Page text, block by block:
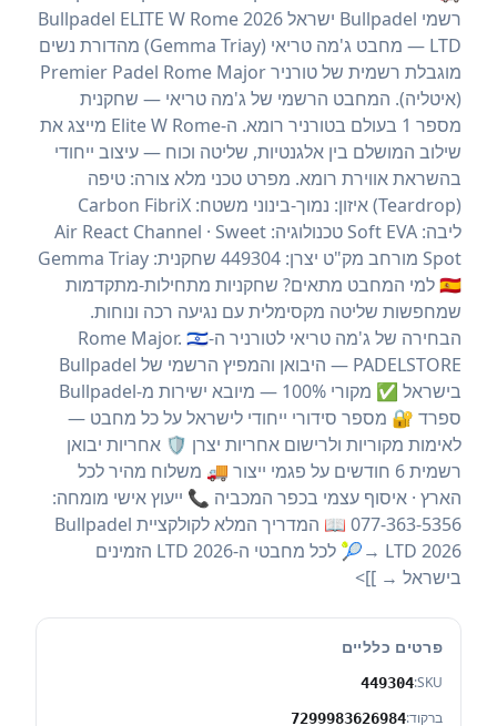
רשמי Bullpadel ישראל Bullpadel ELITE W Rome 2026
LTD — מחבט ג'מה טריאי (Gemma Triay) מהדורת נשים
מוגבלת רשמית של טורניר Premier Padel Rome Major
(איטליה). המחבט הרשמי של ג'מה טריאי — שחקנית
מספר 1 בעולם בטורניר רומא. ה-Elite W Rome מייצג את
שילוב המושלם בין אלגנטיות, שליטה וכוח — עיצוב ייחודי
בהשראת אווירת רומא. מפרט טכני מלא צורה: טיפה
(Teardrop) איזון: נמוך-בינוני משטח: Carbon FibriX
ליבה: Soft EVA טכנולוגיה: Air React Channel · Sweet
Spot מורחב מק"ט יצרן: 449304 שחקנית: Gemma Triay
🇪🇸 למי המחבט מתאים? שחקניות מתחילות-מתקדמות
שמחפשות שליטה מקסימלית עם נגיעה רכה ונוחות.
הבחירה של ג'מה טריאי לטורניר ה-Rome Major. 🇮🇱
PADELSTORE — היבואן והמפיץ הרשמי של Bullpadel
בישראל ✅ מקורי 100% — מיובא ישירות מ-Bullpadel
ספרד 🔐 מספר סידורי ייחודי לישראל על כל מחבט —
לאימות מקוריות ולרישום אחריות יצרן 🛡️ אחריות יבואן
רשמית 6 חודשים על פגמי ייצור 🚚 משלוח מהיר לכל
הארץ · איסוף עצמי בכפר המכביה 📞 ייעוץ אישי מומחה:
077-363-5356 📖 המדריך המלא לקולקציית Bullpadel
LTD 2026 →🎾 לכל מחבטי ה-LTD 2026 הזמינים
בישראל → ]]>
פרטים כלליים
SKU:
449304
ברקוד:7299983626984